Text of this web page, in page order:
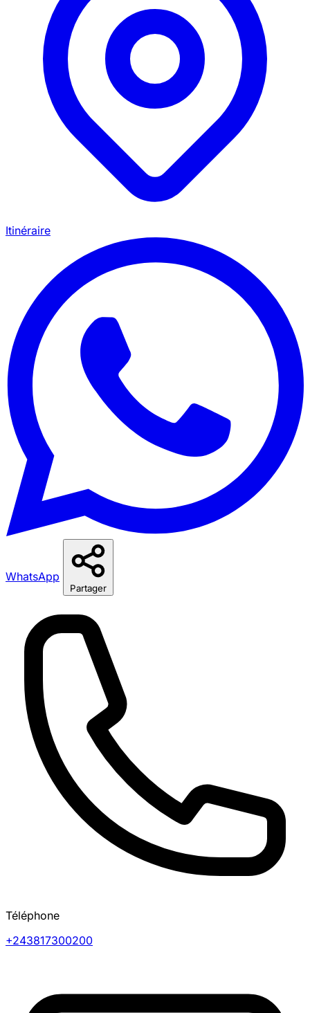
Itinéraire
WhatsApp
Partager
Téléphone
+243817300200